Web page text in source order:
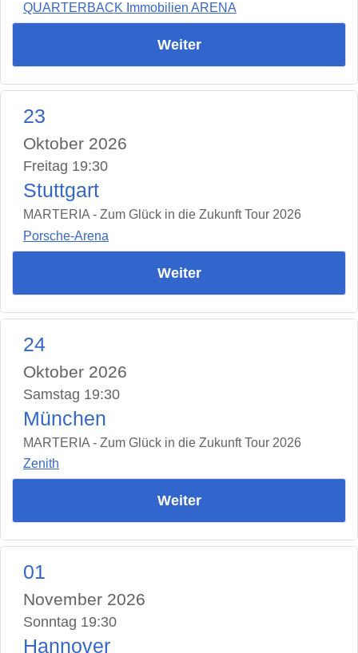
QUARTERBACK Immobilien ARENA
Weiter
23
Oktober 2026
Freitag 19:30
Stuttgart
MARTERIA - Zum Glück in die Zukunft Tour 2026
Porsche-Arena
Weiter
24
Oktober 2026
Samstag 19:30
München
MARTERIA - Zum Glück in die Zukunft Tour 2026
Zenith
Weiter
01
November 2026
Sonntag 19:30
Hannover